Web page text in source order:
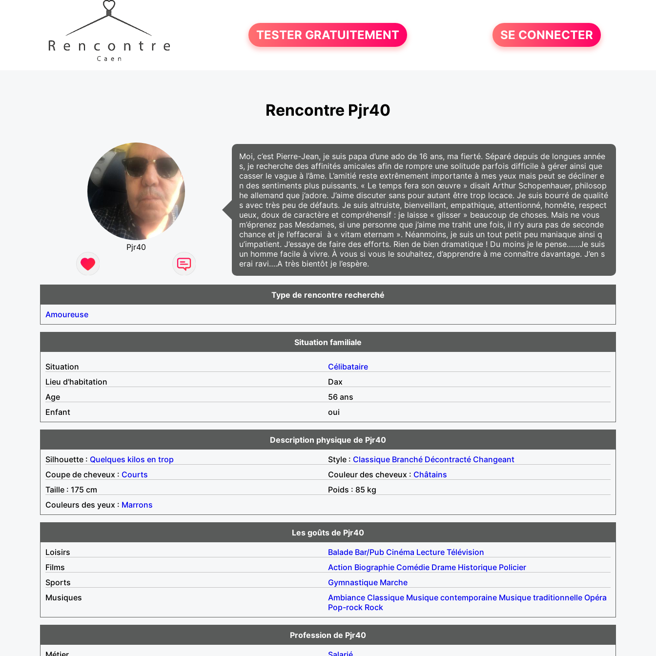
TESTER GRATUITEMENT SE CONNECTER
Rencontre Pjr40
Pjr40
Moi, c’est Pierre-Jean, je suis papa d’une ado de 16 ans, ma fierté. Séparé depuis de longues année
s, je recherche des affinités amicales afin de rompre une solitude parfois difficile à gérer ainsi que
casser le vague à l’âme. L’amitié reste extrêmement importante à mes yeux mais peut se décliner e
n des sentiments plus puissants. « Le temps fera son œuvre » disait Arthur Schopenhauer, philosop
he allemand que j’adore. J’aime discuter sans pour autant être trop locace. Je suis bourré de qualité
s avec très peu de défauts. Je suis altruiste, bienveillant, empathique, attentionné, honnête, respect
ueux, doux de caractère et compréhensif : je laisse « glisser » beaucoup de choses. Mais ne vous
m’éprenez pas Mesdames, si une personne que j’aime me trahit une fois, il n’y aura pas de seconde
chance et je l’effacerai à « vitam eternam ». Néanmoins, je suis un tout petit peu maniaque ainsi q
u’impatient. J’essaye de faire des efforts. Rien de bien dramatique ! Du moins je le pense……Je suis
un homme facile à vivre. À vous si vous le souhaitez, d’apprendre à me connaître davantage. J’en s
erai ravi….A très bientôt je l’espère.
Type de rencontre recherché
Amoureuse
Situation familiale
Situation
Célibataire
Lieu d'habitation
Dax
Age
56 ans
Enfant
oui
Description physique de Pjr40
Silhouette : Quelques kilos en trop Style : Classique Branché Décontracté Changeant
Coupe de cheveux : Courts Couleur des cheveux : Châtains
Taille : 175 cm
Poids : 85 kg
Couleurs des yeux : Marrons
Les goûts de Pjr40
Loisirs
Balade Bar/Pub Cinéma Lecture Télévision
Films
Action Biographie Comédie Drame Historique Policier
Sports
Gymnastique Marche
Musiques
Ambiance Classique Musique contemporaine Musique traditionnelle Opéra
Pop-rock Rock
Profession de Pjr40